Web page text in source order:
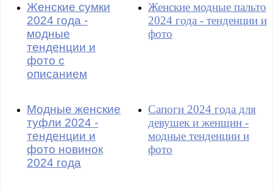
Женские сумки
2024 года -
модные
тенденции и
фото с
описанием
Женские модные пальто
2024 года - тенденции и
фото
Модные женские
туфли 2024 -
тенденции и
фото новинок
2024 года
Сапоги 2024 года для
девушек и женщин -
модные тенденции и
фото